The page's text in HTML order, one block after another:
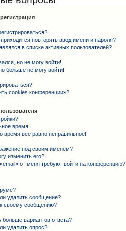
повторять ввод имени и пароля?
в списке активных пользователей?
но не могу войти!
больше не могу войти!
cookies конференции»?
время!
время все равно неправильное!
под своим именем?
изменить его?
от меня требуют войти на конференцию?
удалить сообщение?
своему сообщению?
вариантов ответа?
удалить опрос?